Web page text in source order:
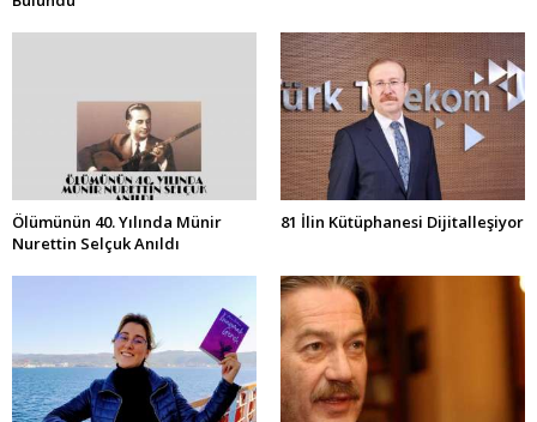
Ölümünün 40. Yılında Münir
Nurettin Selçuk Anıldı
81 İlin Kütüphanesi Dijitalleşiyor